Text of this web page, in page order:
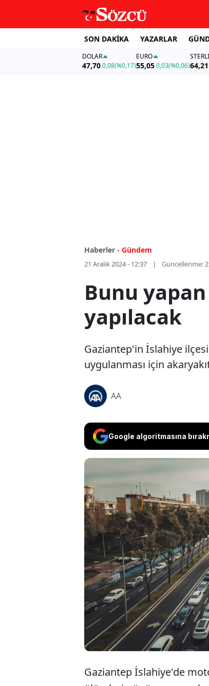
SON DAKİKA YAZARLAR
DOLAR
47,700,08(%0,17)
EURO
55,05 0,03(%0,06)64,21
Haberler - Gündem
21 Aralık 2024 - 12:37 Güncellenme:
Bunu
yapılacak
Gaziantep'in İslahiye
uygulanması için
AA
Google algoritmasına
Gaziantep İslahiye'de